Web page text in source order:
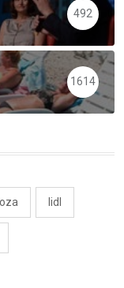
492
1614
lidl